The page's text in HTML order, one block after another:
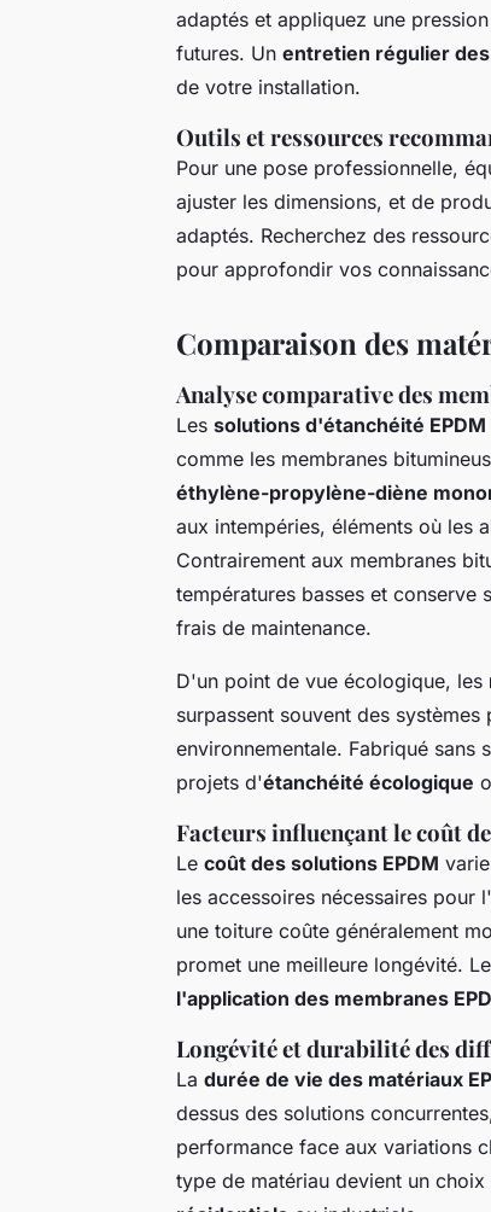
adaptés et appliquez une
futures. Un entretien régulier
de votre installation.
Outils et ressources
Pour une pose professionnelle,
ajuster les dimensions, et de
adaptés. Recherchez des
pour approfondir vos
Comparaison des
Analyse comparative des
Les solutions d'étanchéité EPDM
comme les membranes
éthylène-propylène-diène
aux intempéries, éléments où les
Contrairement aux membranes
températures basses et conserve
frais de maintenance.
D'un point de vue écologique, les
surpassent souvent des
environnementale. Fabriqué sans
projets d'étanchéité écologique
Facteurs influençant le coût
Le coût des solutions EPDM
les accessoires nécessaires pour
une toiture coûte généralement
promet une meilleure longévité.
l'application des membranes
Longévité et durabilité des
La durée de vie des matériaux
dessus des solutions
performance face aux variations
type de matériau devient un